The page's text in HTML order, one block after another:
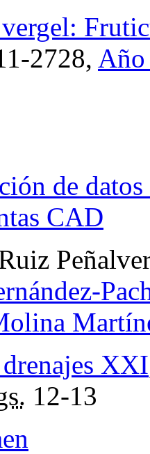
2728, Año
de
CAD
XXI
12-13